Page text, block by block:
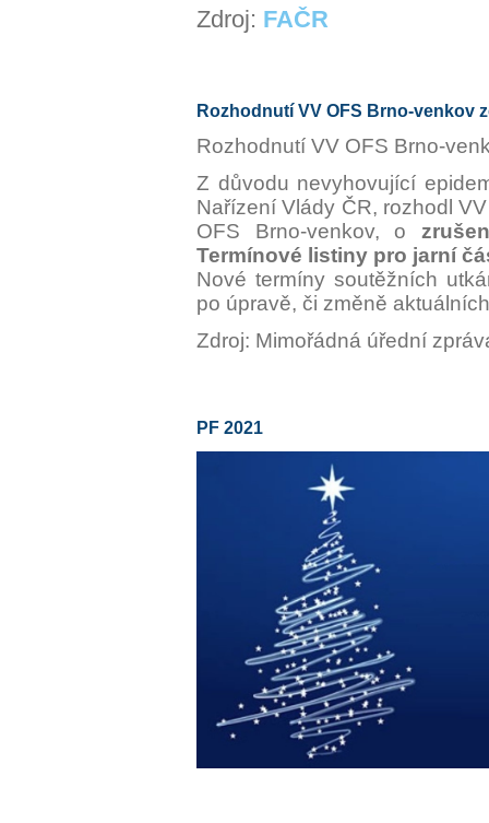
Zdroj: FAČR
Rozhodnutí VV OFS Brno-venkov
Rozhodnutí VV OFS Brno-
Z důvodu nevyhovující
Nařízení Vlády ČR, rozhodl
OFS Brno-venkov, o
Termínové listiny pro jarní
Nové termíny soutěžních
po úpravě, či změně
Zdroj: Mimořádná úřední
PF 2021